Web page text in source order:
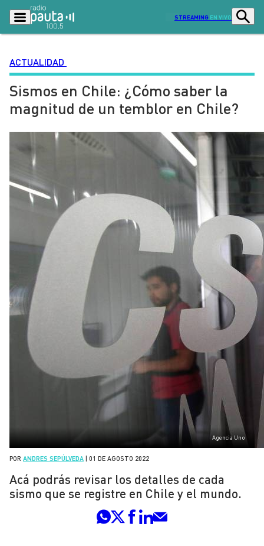
STREAMING EN VIVO
Podcasts Programas
Lo Último Actualidad
Ciudad Economía
Radio en vivo Sostenibilidad
Tendencias Deportes
Entretención y Cultura Opinión
Dato en Pauta Señal 2
Contenido Patrocinado
ACTUALIDAD
Sismos en Chile: ¿Cómo saber la
magnitud de un temblor en Chile?
Agencia Uno
POR ANDRES SEPÚLVEDA 01 DE AGOSTO 2022
Acá podrás revisar los detalles de cada
sismo que se registre en Chile y el mundo.